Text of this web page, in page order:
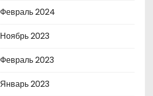
Февраль 2024
Ноябрь 2023
Февраль 2023
Январь 2023